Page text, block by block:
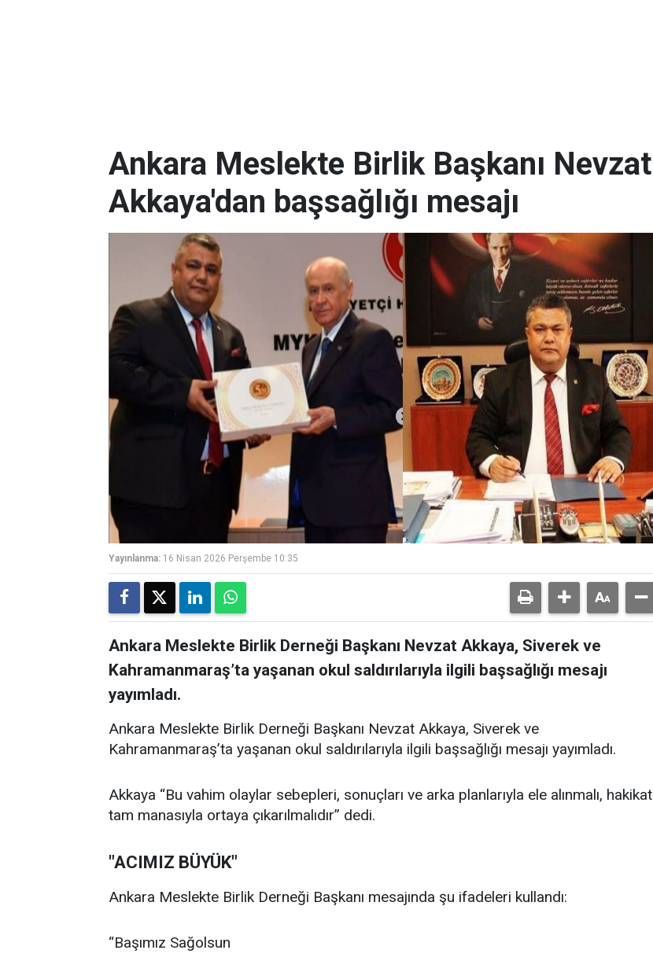
Ankara Meslekte Birlik Başkanı Nevzat
Akkaya'dan başsağlığı mesajı
Yayınlanma: 16 Nisan 2026 Perşembe 10:35
Ankara Meslekte Birlik Derneği Başkanı Nevzat Akkaya, Siverek ve
Kahramanmaraş’ta yaşanan okul saldırılarıyla ilgili başsağlığı mesajı
yayımladı.
Ankara Meslekte Birlik Derneği Başkanı Nevzat Akkaya, Siverek ve
Kahramanmaraş’ta yaşanan okul saldırılarıyla ilgili başsağlığı mesajı yayımladı.
Akkaya “Bu vahim olaylar sebepleri, sonuçları ve arka planlarıyla ele alınmalı, hakikat
tam manasıyla ortaya çıkarılmalıdır” dedi.
"ACIMIZ BÜYÜK"
Ankara Meslekte Birlik Derneği Başkanı mesajında şu ifadeleri kullandı:
“Başımız Sağolsun